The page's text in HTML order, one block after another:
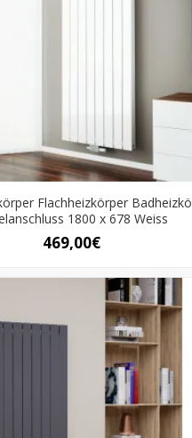
Flachheizkörper
1800 x 678 Weiss
469,00€